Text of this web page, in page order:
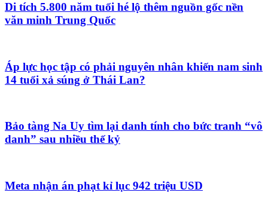
Di tích 5.800 năm tuổi hé lộ thêm nguồn gốc nền
văn minh Trung Quốc
Áp lực học tập có phải nguyên nhân khiến nam sinh
14 tuổi xả súng ở Thái Lan?
Bảo tàng Na Uy tìm lại danh tính cho bức tranh “vô
danh” sau nhiều thế kỷ
Meta nhận án phạt kỉ lục 942 triệu USD